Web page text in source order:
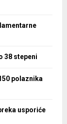
38 stepeni
polaznika
usporiće